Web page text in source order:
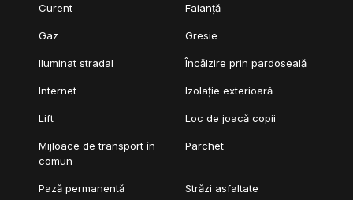
Curent Faianță
Gaz Gresie
Iluminat stradal Încălzire prin pardoseală
Internet Izolație exterioară
Lift Loc de joacă copii
Mijloace de transport în
comun
Parchet
Pază permanentă Străzi asfaltate